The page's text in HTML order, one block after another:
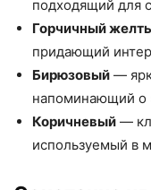
подходящий для
Горчичный
придающий
Бирюзовый —
напоминающий о
Коричневый —
используемый в